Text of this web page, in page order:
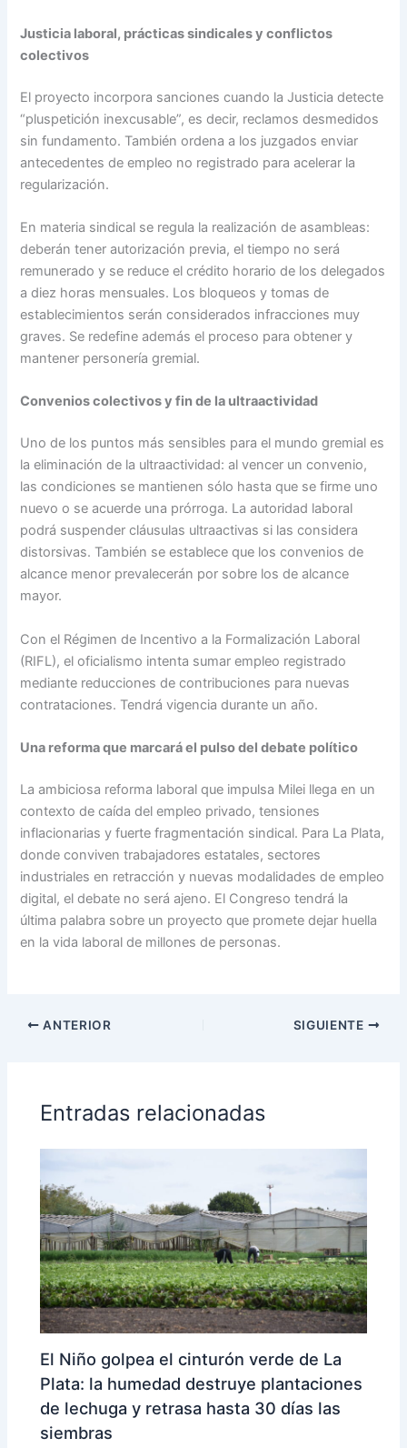
Justicia laboral, prácticas sindicales y conflictos
colectivos
El proyecto incorpora sanciones cuando la Justicia detecte
“pluspetición inexcusable”, es decir, reclamos desmedidos
sin fundamento. También ordena a los juzgados enviar
antecedentes de empleo no registrado para acelerar la
regularización.
En materia sindical se regula la realización de asambleas:
deberán tener autorización previa, el tiempo no será
remunerado y se reduce el crédito horario de los delegados
a diez horas mensuales. Los bloqueos y tomas de
establecimientos serán considerados infracciones muy
graves. Se redefine además el proceso para obtener y
mantener personería gremial.
Convenios colectivos y fin de la ultraactividad
Uno de los puntos más sensibles para el mundo gremial es
la eliminación de la ultraactividad: al vencer un convenio,
las condiciones se mantienen sólo hasta que se firme uno
nuevo o se acuerde una prórroga. La autoridad laboral
podrá suspender cláusulas ultraactivas si las considera
distorsivas. También se establece que los convenios de
alcance menor prevalecerán por sobre los de alcance
mayor.
Con el Régimen de Incentivo a la Formalización Laboral
(RIFL), el oficialismo intenta sumar empleo registrado
mediante reducciones de contribuciones para nuevas
contrataciones. Tendrá vigencia durante un año.
Una reforma que marcará el pulso del debate político
La ambiciosa reforma laboral que impulsa Milei llega en un
contexto de caída del empleo privado, tensiones
inflacionarias y fuerte fragmentación sindical. Para La Plata,
donde conviven trabajadores estatales, sectores
industriales en retracción y nuevas modalidades de empleo
digital, el debate no será ajeno. El Congreso tendrá la
última palabra sobre un proyecto que promete dejar huella
en la vida laboral de millones de personas.
ANTERIOR SIGUIENTE
Entradas relacionadas
El Niño golpea el cinturón verde de La
Plata: la humedad destruye plantaciones
de lechuga y retrasa hasta 30 días las
siembras